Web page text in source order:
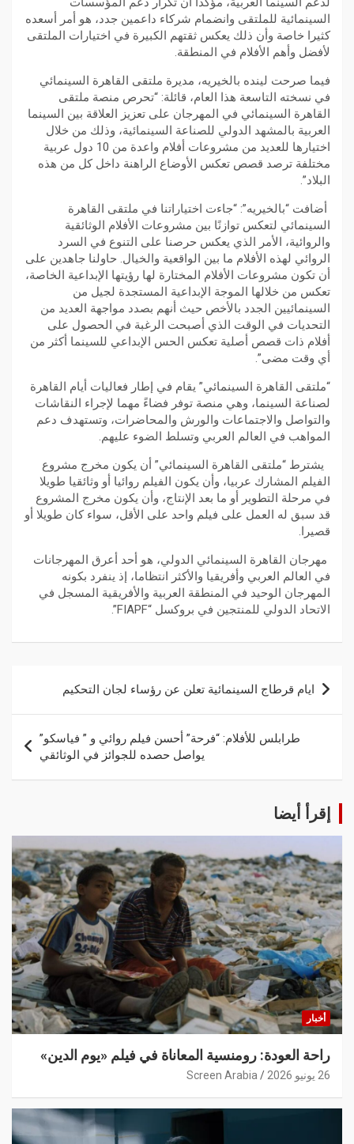
السينمائية للملتقى وانضمام شركاء داعمين جدد، هو أمر أسعده
كثيرا خاصة وأن ذلك يعكس ثقتهم الكبيرة في اختيارات الملتقى
لأفضل وأهم الأفلام في المنطقة.
فيما صرحت لينده بالخيريه، مديرة ملتقى القاهرة السينمائي
في نسخته التاسعة هذا العام، قائلة: “تحرص منصة ملتقى
القاهرة السينمائي في المهرجان على تعزيز العلاقة بين السينما
العربية بالمشهد الدولي للصناعة السينمائية، وذلك من خلال
اختيارها للعديد من مشروعات أفلام واعدة من 10 دول عربية
مختلفة ترصد قصص تعكس الأوضاع الراهنة داخل كل من هذه
البلاد”.
أضافت “بالخيريه”: “جاءت اختياراتنا في ملتقى القاهرة
السينمائي لتعكس توازنًا بين مشروعات الأفلام الوثائقية
والروائية، الأمر الذي يعكس حرصنا على التنوع في السرد
الروائي لهذه الأفلام ما بين الواقعية والخيال. حاولنا جاهدين على
أن تكون مشروعات الأفلام المختارة لها رؤيتها الإبداعية الخاصة،
تعكس من خلالها الموجة الإبداعية المستجدة لجيل من
السينمائيين الجدد بالأخص حيث أنهم بصدد مواجهة العديد من
التحديات في الوقت الذي أصبحت الرغبة في الحصول على
أفلام ذات قصص أصلية تعكس الحس الإبداعي للسينما أكثر من
أي وقت مضى”.
“ملتقى القاهرة السينمائي” يقام في إطار فعاليات أيام القاهرة
لصناعة السينما، وهي منصة توفر فضاءً مهما لإجراء النقاشات
والتواصل والاجتماعات والورش والمحاضرات، وتستهدف دعم
المواهب في العالم العربي وتسلط الضوء عليهم.
يشترط “ملتقى القاهرة السينمائي” أن يكون مخرج مشروع
الفيلم المشارك عربيا، وأن يكون الفيلم روائيا أو وثائقيا طويلا
في مرحلة التطوير أو ما بعد الإنتاج، وأن يكون مخرج المشروع
قد سبق له العمل على فيلم واحد على الأقل، سواء كان طويلا أو
قصيرا.
مهرجان القاهرة السينمائي الدولي، هو أحد أعرق المهرجانات
في العالم العربي وأفريقيا والأكثر انتظاما، إذ ينفرد بكونه
المهرجان الوحيد في المنطقة العربية والأفريقية المسجل في
الاتحاد الدولي للمنتجين في بروكسل “FIAPF”.
ايام قرطاج السينمائية تعلن عن رؤساء لجان التحكيم
طرابلس للأفلام: “فرحة” أحسن فيلم روائي و ” فياسكو”
يواصل حصده للجوائز في الوثائقي
إقرأ أيضا
أخبار
راحة العودة: رومنسية المعاناة في فيلم «يوم الدين»
26 يونيو 2026 Screen Arabia